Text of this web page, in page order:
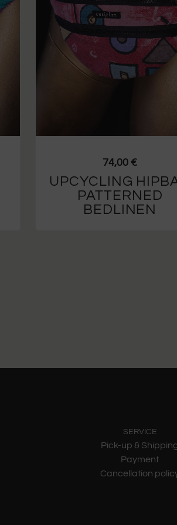
74,00 €
UPCYCLING
PATTERNED
BEDLINEN
SERVICE
Pick-up &
Payment
Cancellation